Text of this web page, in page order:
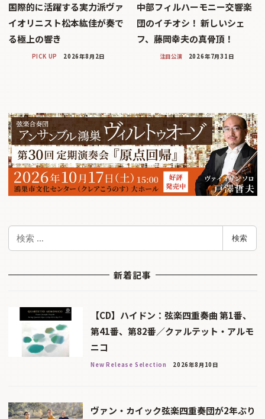
国際的に活躍する実力派ヴァ
イオリニスト松本紘佳が奏で
る極上の響き
PICK UP 2026年8月2日
中部フィルハーモニー交響楽
団のイチオシ！ 新しいシェ
フ、藤岡幸夫の真骨頂！
注目公演 2026年7月31日
検
検索
新着記事
【CD】ハイドン：弦楽四重奏曲 第1番、
第41番、第82番／クァルテット・アルモ
ニコ
New Release Selection 2026年8月10日
ヴァン・カイック弦楽四重奏団が2年ぶり